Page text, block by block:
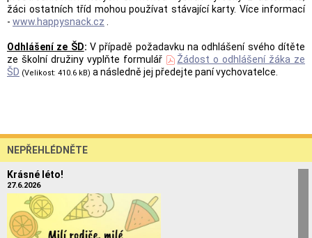
žáci ostatních tříd mohou používat stávající karty. Více informací
- www.happysnack.cz
Odhlášení ze ŠD:V případě požadavku na odhlášení svého dítěte
ze školní družiny vyplňte formulář
Žádost o odhlášení žáka ze
ŠD (Velikost: 410.6 kB) a následně jej předejte paní vychovatelce.
NEPŘEHLÉDNĚTE
Krásné léto!
27.6.2026